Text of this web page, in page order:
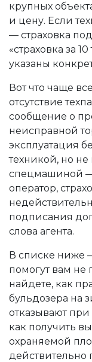
крупных
и цену. Если
— страховка
«страховка за
указаны
Вот что чаще
отсутствие
сообщение о
неисправной
эксплуатация
техникой, но
спецмашиной —
оператор,
подписания
слова агента.
В списке ниже
помогут вам не
найдете, как
бульдозера на
отказывают при
как получить
охраняемой
действительно